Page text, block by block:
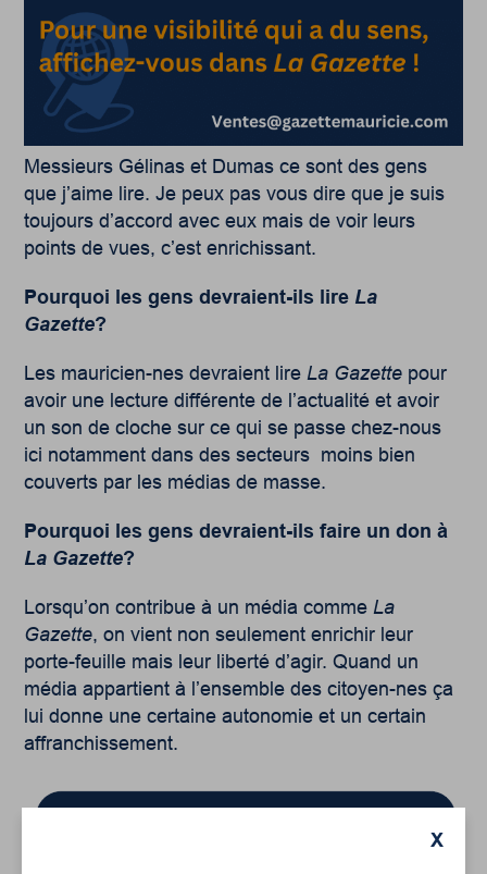
Messieurs Gélinas et Dumas ce sont des gens
que j’aime lire. Je peux pas vous dire que je suis
toujours d’accord avec eux mais de voir leurs
points de vues, c’est enrichissant.
Pourquoi les gens devraient-ils lire La
Gazette?
Les mauricien-nes devraient lireLa Gazette pour
avoir une lecture différente de l’actualité et avoir
un son de cloche sur ce qui se passe chez-nous
ici notamment dans des secteurs moins bien
couverts par les médias de masse.
Pourquoi les gens devraient-ils faire un don à
La Gazette?
Lorsqu’on contribue à un média commeLa
Gazette, on vient non seulement enrichir leur
porte-feuille mais leur liberté d’agir. Quand un
média appartient à l’ensemble des citoyen-nes ça
lui donne une certaine autonomie et un certain
affranchissement.
X